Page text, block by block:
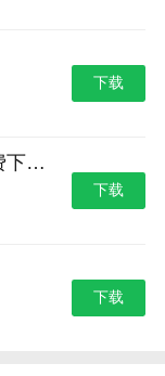
下载
侠盗猎车手罪恶都市免费下载_侠盗猎车手：罪恶都市
下载
下载